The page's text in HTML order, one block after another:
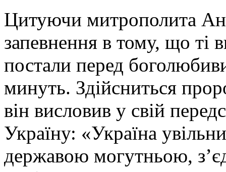
Цитуючи митрополита
запевнення в тому, що ті
постали перед
минуть. Здійсниться
він висловив у свій
Україну: «Україна
державою могутньою,